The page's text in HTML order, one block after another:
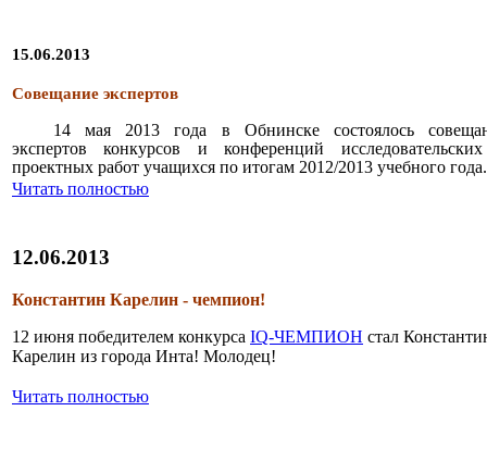
15.06.2013
Совещание экспертов
14 мая 2013 года в Обнинске состоялось
экспертов конкурсов и конференций
проектных работ учащихся по итогам 2012/2013 учебного года.
Читать полностью
12.06.2013
Константин Карелин - чемпион!
12 июня победителем конкурса IQ-ЧЕМПИОН стал
Карелин из города Инта! Молодец!
Читать полностью